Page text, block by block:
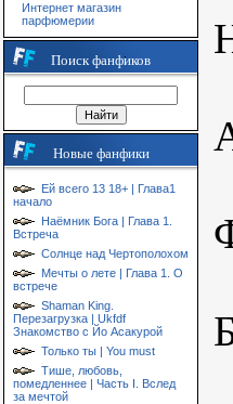
Интернет магазин
парфюмерии
Поиск фанфиков
Новые фанфики
Ей всего 13 18+ | Глава1
начало
Наёмник Бога | Глава 1.
Встреча
Солнце над Чертополохом
Мечты о лете | Глава 1. О
встрече
Shaman King.
Перезагрузка | Ukfdf
Знакомство с Йо Асакурой
Только ты | You must
Тише, любовь,
помедленнее | Часть I. Вслед
за мечтой